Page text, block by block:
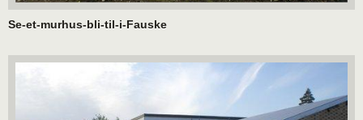
Se-et-murhus-bli-til-i-Fauske